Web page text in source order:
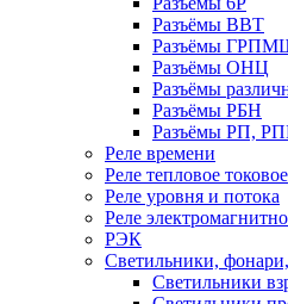
Разъёмы ВВТ
Разъёмы
Разъёмы ОНЦ
Разъёмы
Разъёмы РБН
Разъёмы РП,
Реле времени
Реле тепловое токовое
Реле уровня и потока
Реле
РЭК
Светильники,
Светильники